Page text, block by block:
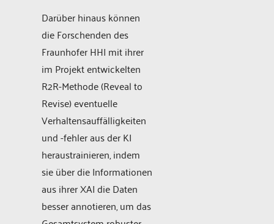
Darüber hinaus können
die Forschenden des
Fraunhofer HHI mit ihrer
im Projekt entwickelten
R2R-Methode (Reveal to
Revise) eventuelle
Verhaltensauffälligkeiten
und -fehler aus der KI
heraustrainieren, indem
sie über die Informationen
aus ihrer XAI die Daten
besser annotieren, um das